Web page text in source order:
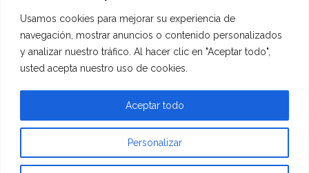
Usamos cookies para mejorar su experiencia de
navegación, mostrar anuncios o contenido personalizados
y analizar nuestro tráfico. Al hacer clic en "Aceptar todo",
usted acepta nuestro uso de cookies.
Personalizar
Aceptar todo
Inicio Entrevistas
Guía Gastronómica
Contacto